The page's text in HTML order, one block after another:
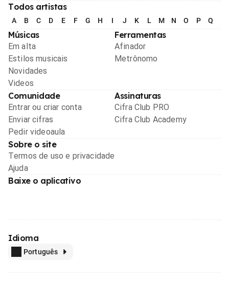
Todos artistas
A B C D E F G H I J K L M N O P Q
Músicas
Em alta
Estilos musicais
Novidades
Videos
Ferramentas
Afinador
Metrônomo
Comunidade
Entrar ou criar conta
Enviar cifras
Pedir videoaula
Assinaturas
Cifra Club PRO
Cifra Club Academy
Sobre o site
Termos de uso e privacidade
Ajuda
Baixe o aplicativo
Idioma
Português